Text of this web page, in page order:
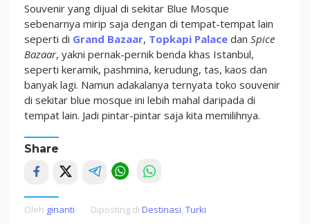
Souvenir yang dijual di sekitar Blue Mosque
sebenarnya mirip saja dengan di tempat-tempat lain
seperti di Grand Bazaar, Topkapi Palace dan Spice
Bazaar, yakni pernak-pernik benda khas Istanbul,
seperti keramik, pashmina, kerudung, tas, kaos dan
banyak lagi. Namun adakalanya ternyata toko souvenir
di sekitar blue mosque ini lebih mahal daripada di
tempat lain. Jadi pintar-pintar saja kita memilihnya.
Share
Oleh ginanti Diposting di Destinasi Turki